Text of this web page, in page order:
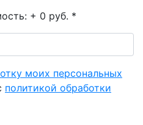
+ 0 руб. *
моих персональных
политикой обработки